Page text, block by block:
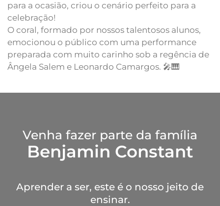
para a ocasião, criou o cenário perfeito para a
celebração!
O coral, formado por nossos talentosos alunos,
emocionou o público com uma performance
preparada com muito carinho sob a regência de
Ângela Salem e Leonardo Camargos. 🎤🎹
Venha fazer parte da família
Benjamin Constant
Aprender a ser, este é o nosso jeito de
ensinar.